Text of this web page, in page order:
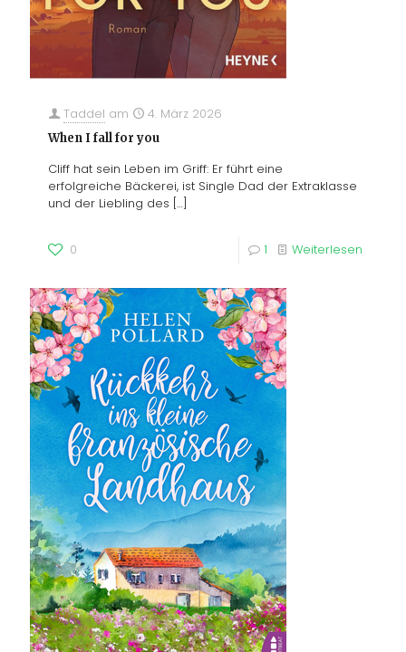
Taddel am 4. März 2026
When I fall for you
Cliff hat sein Leben im Griff: Er führt eine
erfolgreiche Bäckerei, ist Single Dad der Extraklasse
und der Liebling des […]
0 1 Weiterlesen